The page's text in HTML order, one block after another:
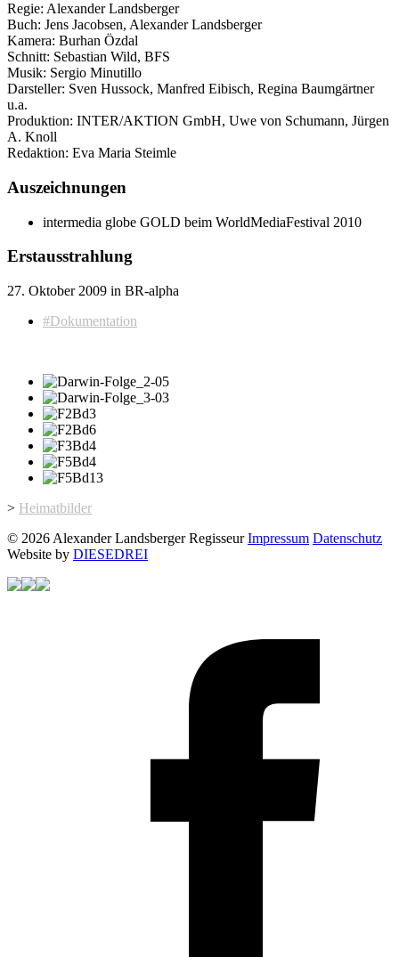
Regie: Alexander Landsberger
Buch: Jens Jacobsen, Alexander Landsberger
Kamera: Burhan Özdal
Schnitt: Sebastian Wild, BFS
Musik: Sergio Minutillo
Darsteller: Sven Hussock, Manfred Eibisch, Regina Baumgärtner
u.a.
Produktion: INTER/AKTION GmbH, Uwe von Schumann, Jürgen
A. Knoll
Redaktion: Eva Maria Steimle
Auszeichnungen
intermedia globe GOLD beim WorldMediaFestival 2010
Erstausstrahlung
27. Oktober 2009 in BR-alpha
#Dokumentation
> Heimatbilder
© 2026 Alexander Landsberger Regisseur Impressum Datenschutz
Website by DIESEDREI